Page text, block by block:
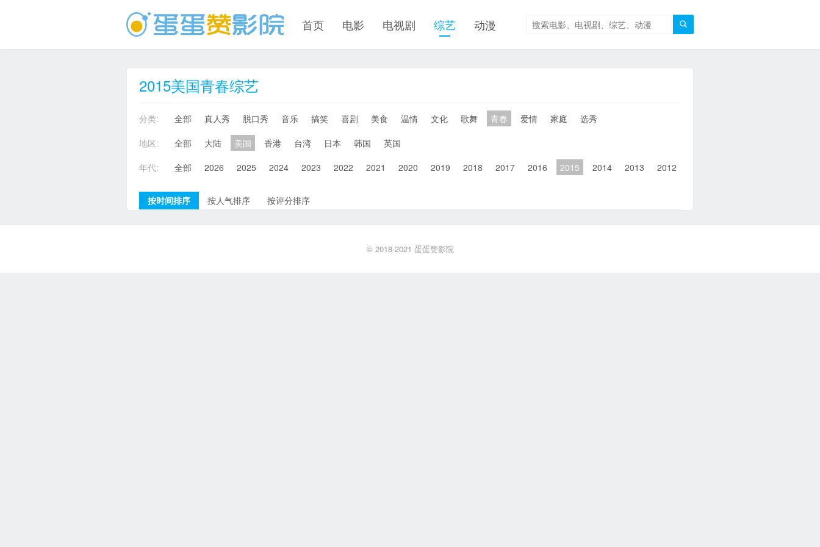

首页 电影 电视剧 综艺 动漫
2015美国青春综艺
分类: 全部 真人秀 脱口秀 音乐 搞笑 喜剧 美食 温情 文化 歌舞 青春 爱情 家庭
选秀
地区:
全部 大陆 美国 香港 台湾 日本 韩国
英国
年代:
全部 2026 2025 2024 2023 2022 2021 2020 2019 2018 2017 2016 2015 2014 2013 2012
按时间排序 按人气排序 按评分排序
© 2018-2021 蛋蛋赞影院